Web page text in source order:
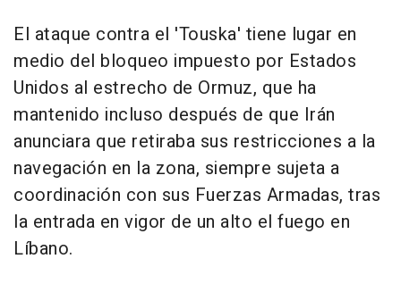
El ataque contra el 'Touska' tiene lugar en
medio del bloqueo impuesto por Estados
Unidos al estrecho de Ormuz, que ha
mantenido incluso después de que Irán
anunciara que retiraba sus restricciones a la
navegación en la zona, siempre sujeta a
coordinación con sus Fuerzas Armadas, tras
la entrada en vigor de un alto el fuego en
Líbano.